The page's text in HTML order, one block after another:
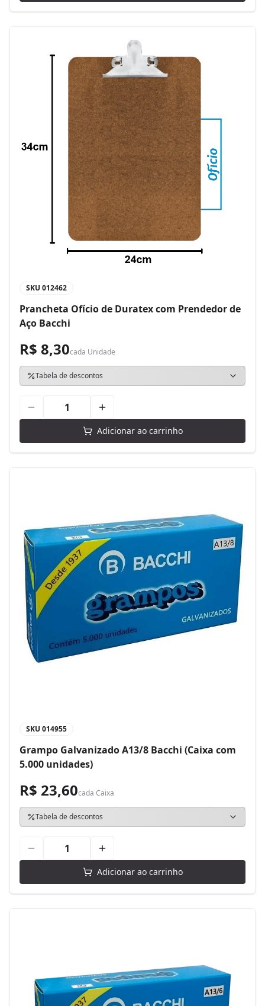
SKU 012462
Prancheta Ofício de Duratex com Prendedor de
Aço Bacchi
R$ 8,30cada Unidade
Tabela de descontos
Adicionar ao carrinho
SKU 014955
Grampo Galvanizado A13/8 Bacchi (Caixa com
5.000 unidades)
R$ 23,60cada Caixa
Tabela de descontos
Adicionar ao carrinho